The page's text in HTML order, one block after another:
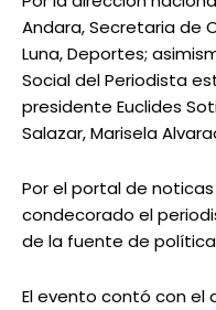
Andara, Secretaria de
Luna, Deportes;
Social del Periodista
presidente Euclides
Salazar, Marisela
Por el portal de
condecorado el
de la fuente de
El evento contó con el